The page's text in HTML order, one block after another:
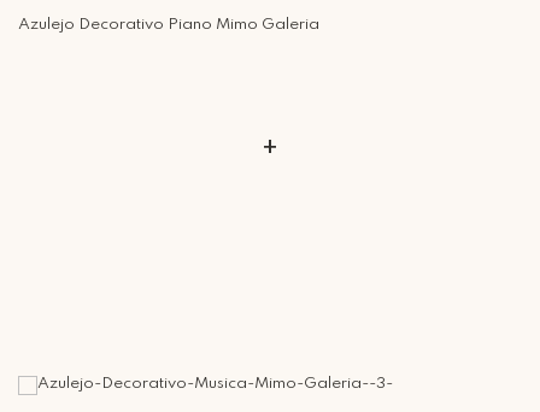
Que tal agendar um horário?
Rua Regente Feijó, 1048 - Piracicaba Atendimento: Segunda a Sexta-
Azulejo Decorativo Piano Mimo Galeria
+